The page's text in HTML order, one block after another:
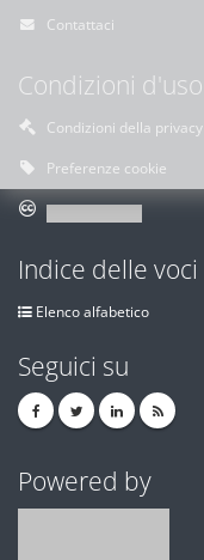
Contattaci
Condizioni d'uso
Condizioni della privacy
Preferenze cookie
Indice delle voci
Elenco alfabetico
Seguici su
Powered by